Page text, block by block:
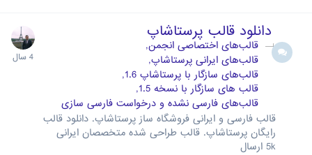
دانلود قالب پرستاشاپ
قالب‌های اختصاصی انجمن
قالب‌های ایرانی پرستاشاپ
قالب‌های سازگار با پرستاشاپ 1.6
قالب های سازگار با نسخه 1.5
قالب‌های فارسی نشده و درخواست فارسی سازی
قالب فارسی و ایرانی فروشگاه ساز پرستاشاپ. دانلود قالب
رایگان پرستاشاپ. قالب طراحی شده متخصصان ایرانی
5k ارسال